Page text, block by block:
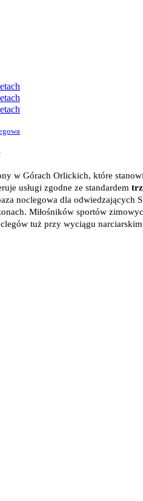
w Górach Orlickich, które
usługi zgodne ze standardem
noclegowa dla odwiedzających
Miłośników sportów
tuż przy wyciągu